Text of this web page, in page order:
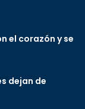
el corazón y se
dejan de